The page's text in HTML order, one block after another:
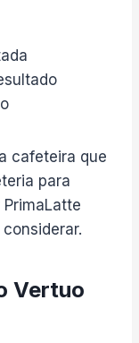
cafeteira que
para
Vertuo